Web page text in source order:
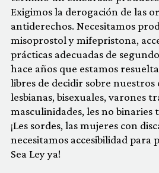
Exigimos la derogación de las
antiderechos. Necesitamos
misoprostol y mifepristona,
prácticas adecuadas de
hace años que estamos
libres de decidir sobre nuestros
lesbianas, bisexuales, varones
masculinidades, les no binaries
¡Les sordes, las mujeres con
necesitamos accesibilidad para
Sea Ley ya!